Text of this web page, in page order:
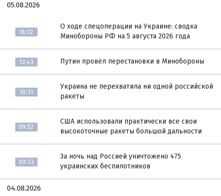
05.08.2026
16:32
О ходе спецоперации на Украине: сводка
Минобороны РФ на 5 августа 2026 года
13:43 Путин провёл перестановки в Минобороны
10:31
Украина не перехватила ни одной российской
ракеты
09:52
США использовали практически все свои
высокоточные ракеты большой дальности
09:33
За ночь над Россией уничтожено 475
украинских беспилотников
04.08.2026